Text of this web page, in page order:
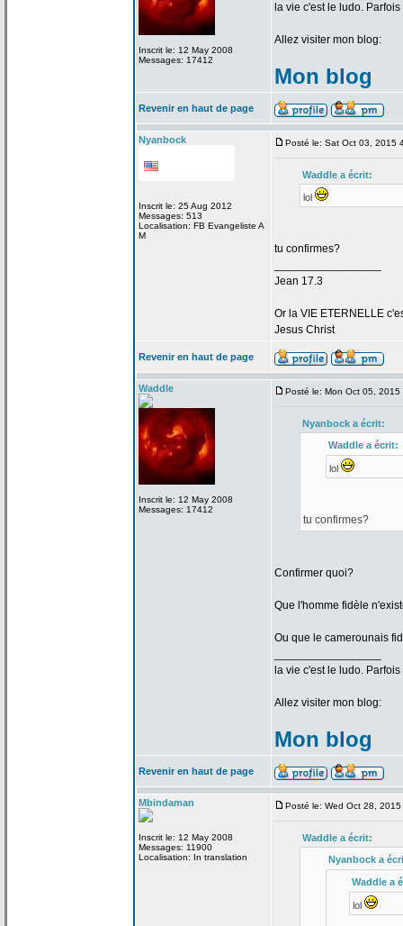
Inscrit le: 12 May 2008
Messages: 17412
la vie c'est le ludo.
Allez visiter mon blog:
Mon blog
Revenir en haut de page
Nyanbock
Inscrit le: 25 Aug 2012
Messages: 513
Localisation: FB Evangeliste A
M
Posté le: Sat Oct 03, 2015
Waddle a écrit:
lol
tu confirmes?
Jean 17.3
Or la VIE ETERNELLE
Jesus Christ
Revenir en haut de page
Waddle
Inscrit le: 12 May 2008
Messages: 17412
Posté le: Mon Oct 05, 2015
Nyanbock a écrit:
Waddle aécrit:
lol
tu confirmes?
Confirmer quoi?
Que l'homme fidèle
Ou que le camerounais
la vie c'est le ludo.
Allez visiter mon blog:
Mon blog
Revenir en haut de page
Mbindaman
Inscrit le: 12 May 2008
Messages: 11900
Localisation: In translation
Posté le: Wed Oct 28,
Waddle a écrit:
Nyanbock a
Waddle a
lol